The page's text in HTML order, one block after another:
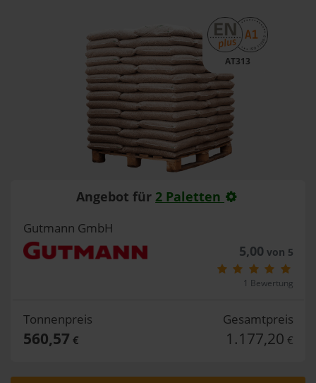
AT313
Angebot für 2 Paletten
Gutmann GmbH
5,00 von 5
1 Bewertung
Tonnenpreis
560,57 €
Gesamtpreis
1.177,20 €